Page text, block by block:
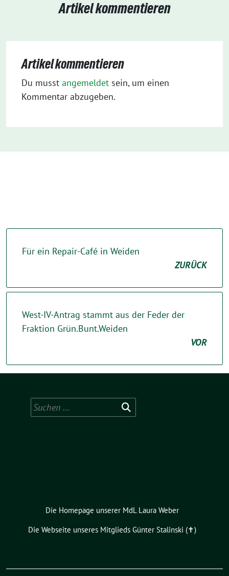
Artikel kommentieren
Artikel kommentieren
Du musst angemeldet sein, um einen
Kommentar abzugeben.
Für ein Repair-Café in Weiden
ZURÜCK
West-IV-Antrag stammt aus der Feder der
Fraktion Grün.Bunt.Weiden
VOR
Suchen
nach:
Die Homepage unserer MdL Laura Weber
Die Webseite unseres Mitglieds Günter Stalinski (✝︎)